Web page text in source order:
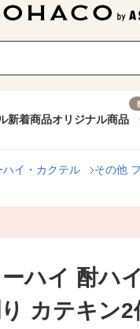
新着商品オリジナル商品
ハイ・カクテル
その他
ハイ 酎ハ
カテキン